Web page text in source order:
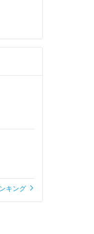
キング